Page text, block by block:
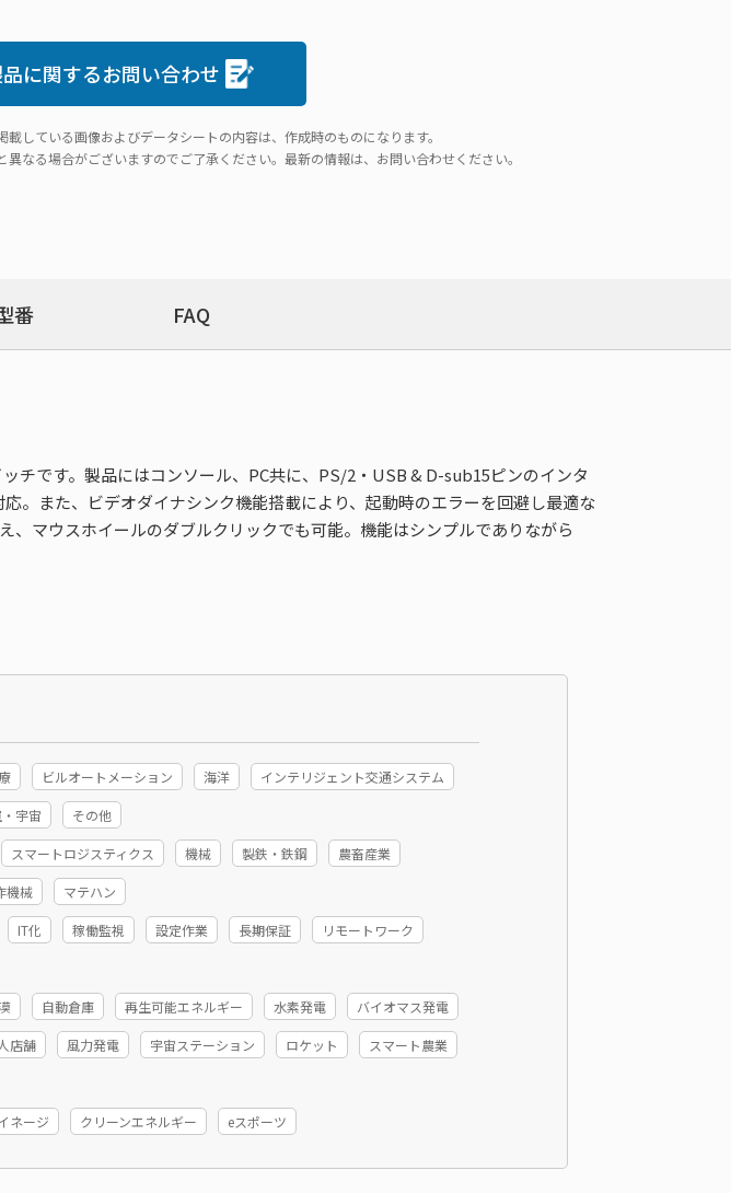
に関するお問い合わせ
載している画像およびデータシートの内容は、作成時のものになります。
異なる場合がございますのでご了承ください。最新の情報は、お問い合わせください。
番 FAQ
チです。製品にはコンソール、PC共に、PS/2・USB & D-sub15ピンのインタ
。また、ビデオダイナシンク機能搭載により、起動時のエラーを回避し最適な
マウスホイールのダブルクリックでも可能。機能はシンプルでありながら
ビルオートメーション 海洋 インテリジェント交通システム
宇宙 その他
スマートロジスティクス 機械 製鉄・鉄鋼 農畜産業
機械 マテハン
IT化 稼働監視 設定作業 長期保証 リモートワーク
自動倉庫 再生可能エネルギー 水素発電 バイオマス発電
店舗 風力発電 宇宙ステーション ロケット スマート農業
ネージ クリーンエネルギー eスポーツ